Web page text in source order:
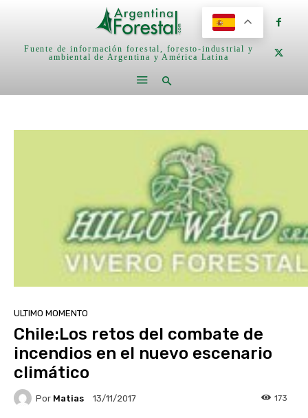
Fuente de información forestal, foresto-industrial y
ambiental de Argentina y América Latina
ULTIMO MOMENTO
Chile:Los retos del combate de
incendios en el nuevo escenario
climático
Por Matias 13/11/2017 173